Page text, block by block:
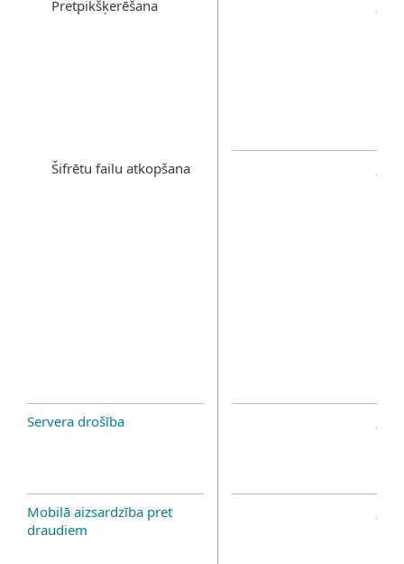
Pretpikšķerēšana
Šifrētu failu atkopšana
Servera drošība
Mobilā aizsardzība pret
draudiem